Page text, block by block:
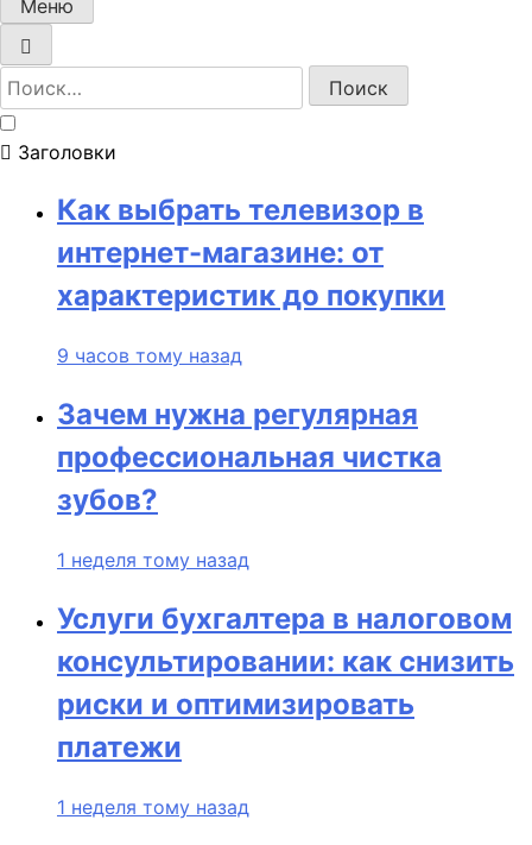
Меню
Найти:
Заголовки
Как выбрать телевизор в
интернет-магазине: от
характеристик до покупки
9 часов тому назад
Зачем нужна регулярная
профессиональная чистка
зубов?
1 неделя тому назад
Услуги бухгалтера в налоговом
консультировании: как снизить
риски и оптимизировать
платежи
1 неделя тому назад